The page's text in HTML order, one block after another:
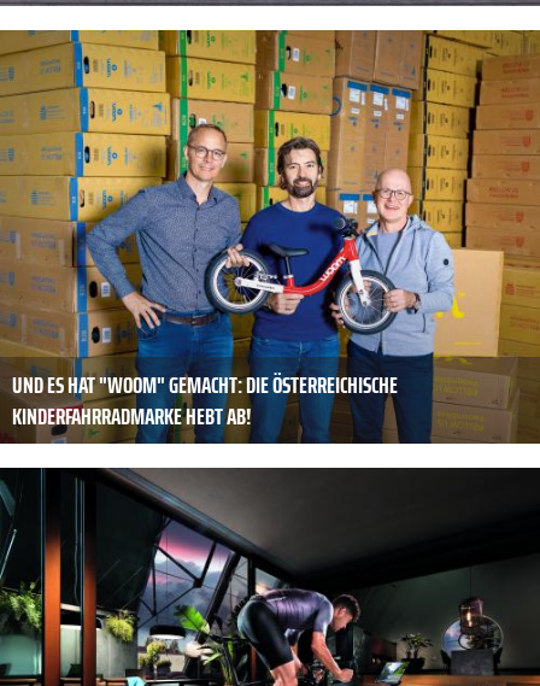
UND ES HAT "WOOM" GEMACHT: DIE ÖSTERREICHISCHE
KINDERFAHRRADMARKE HEBT AB!